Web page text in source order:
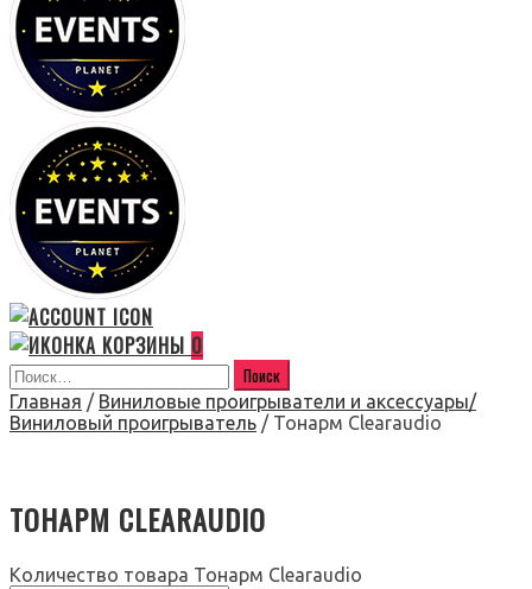
0
Главная / Виниловые проигрыватели и аксессуары/
Виниловый проигрыватель / Тонарм Clearaudio
ТОНАРМ CLEARAUDIO
Количество товара Тонарм Clearaudio